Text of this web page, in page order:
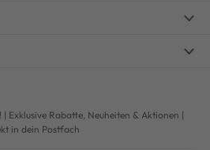
Exklusive Rabatte, Neuheiten & Aktionen |
in dein Postfach